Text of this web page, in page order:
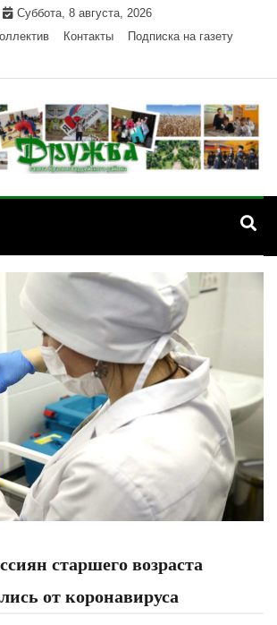
Суббота, 8 августа, 2026
Контакты Подписка на газету
— газета
района РА
района Республики Адыгея
старшего возраста
от коронавируса